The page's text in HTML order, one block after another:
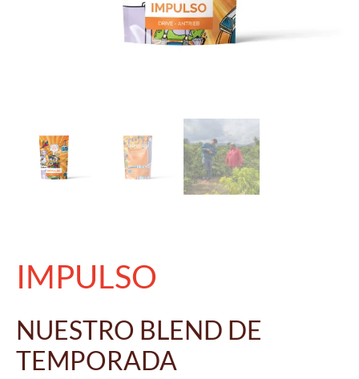
IMPULSO
NUESTRO BLEND DE
TEMPORADA